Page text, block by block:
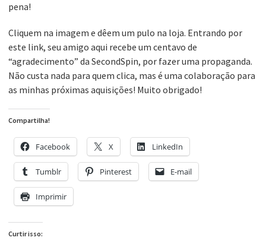
pena!
Cliquem na imagem e dêem um pulo na loja. Entrando por
este link, seu amigo aqui recebe um centavo de
“agradecimento” da SecondSpin, por fazer uma propaganda.
Não custa nada para quem clica, mas é uma colaboração para
as minhas próximas aquisições! Muito obrigado!
Compartilha!
Facebook X LinkedIn
Tumblr Pinterest E-mail
Imprimir
Curtir isso: